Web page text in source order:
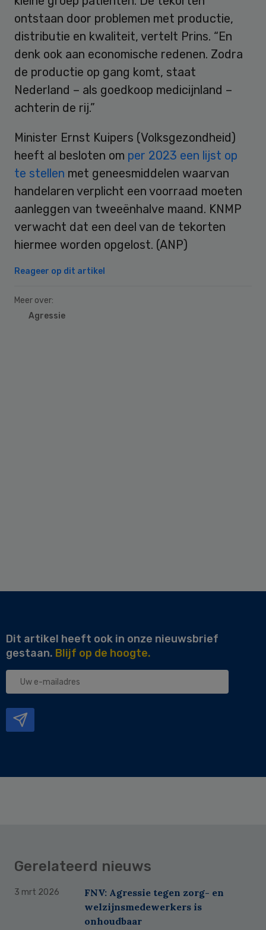
ontstaan door problemen met productie,
distributie en kwaliteit, vertelt Prins. “En
denk ook aan economische redenen. Zodra
de productie op gang komt, staat
Nederland – als goedkoop medicijnland –
achterin de rij.”
Minister Ernst Kuipers (Volksgezondheid)
heeft al besloten om per 2023 een lijst op
te stellen met geneesmiddelen waarvan
handelaren verplicht een voorraad moeten
aanleggen van tweeënhalve maand. KNMP
verwacht dat een deel van de tekorten
hiermee worden opgelost. (ANP)
Reageer op dit artikel
Meer over:
Agressie
Dit artikel heeft ook in onze nieuwsbrief
gestaan. Blijf op de hoogte.
Uw
Gerelateerd nieuws
3 mrt 2026
FNV: Agressie tegen zorg- en
welzijnsmedewerkers is
onhoudbaar